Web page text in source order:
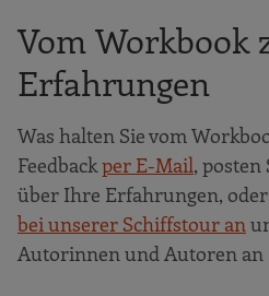
Vom Workbook
Erfahrungen
Was halten Sie vom
Feedbackper E-Mail,
über Ihre Erfahrungen, oder
bei unserer Schiffstour an
Autorinnen und Autoren an